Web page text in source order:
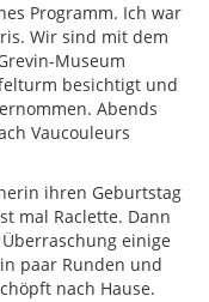
Programm. Ich war
Wir sind mit dem
Museum
besichtigt und
Abends
Vaucouleurs
ihren Geburtstag
mal Raclette. Dann
einige
paar Runden und
nach Hause.